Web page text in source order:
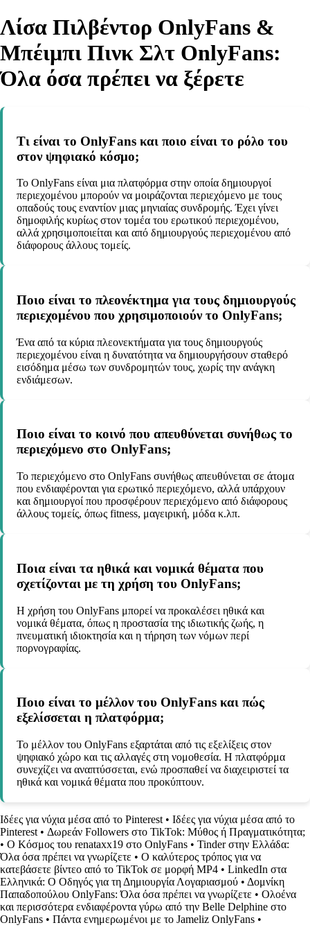
Λίσα Πιλβέντορ OnlyFans &
Μπέιμπι Πινκ Σλτ OnlyFans:
Όλα όσα πρέπει να ξέρετε
Τι είναι το OnlyFans και ποιο είναι το ρόλο του
στον ψηφιακό κόσμο;
Το OnlyFans είναι μια πλατφόρμα στην οποία δημιουργοί
περιεχομένου μπορούν να μοιράζονται περιεχόμενο με τους
οπαδούς τους εναντίον μιας μηνιαίας συνδρομής. Έχει γίνει
δημοφιλής κυρίως στον τομέα του ερωτικού περιεχομένου,
αλλά χρησιμοποιείται και από δημιουργούς περιεχομένου από
διάφορους άλλους τομείς.
Ποιο είναι το πλεονέκτημα για τους δημιουργούς
περιεχομένου που χρησιμοποιούν το OnlyFans;
Ένα από τα κύρια πλεονεκτήματα για τους δημιουργούς
περιεχομένου είναι η δυνατότητα να δημιουργήσουν σταθερό
εισόδημα μέσω των συνδρομητών τους, χωρίς την ανάγκη
ενδιάμεσων.
Ποιο είναι το κοινό που απευθύνεται συνήθως το
περιεχόμενο στο OnlyFans;
Το περιεχόμενο στο OnlyFans συνήθως απευθύνεται σε άτομα
που ενδιαφέρονται για ερωτικό περιεχόμενο, αλλά υπάρχουν
και δημιουργοί που προσφέρουν περιεχόμενο από διάφορους
άλλους τομείς, όπως fitness, μαγειρική, μόδα κ.λπ.
Ποια είναι τα ηθικά και νομικά θέματα που
σχετίζονται με τη χρήση του OnlyFans;
Η χρήση του OnlyFans μπορεί να προκαλέσει ηθικά και
νομικά θέματα, όπως η προστασία της ιδιωτικής ζωής, η
πνευματική ιδιοκτησία και η τήρηση των νόμων περί
πορνογραφίας.
Ποιο είναι το μέλλον του OnlyFans και πώς
εξελίσσεται η πλατφόρμα;
Το μέλλον του OnlyFans εξαρτάται από τις εξελίξεις στον
ψηφιακό χώρο και τις αλλαγές στη νομοθεσία. Η πλατφόρμα
συνεχίζει να αναπτύσσεται, ενώ προσπαθεί να διαχειριστεί τα
ηθικά και νομικά θέματα που προκύπτουν.
Ιδέες για νύχια μέσα από το Pinterest • Ιδέες για νύχια μέσα από το
Pinterest • Δωρεάν Followers στο TikTok: Μύθος ή Πραγματικότητα;
• Ο Κόσμος του renataxx19 στο OnlyFans • Tinder στην Ελλάδα:
Όλα όσα πρέπει να γνωρίζετε • Ο καλύτερος τρόπος για να
κατεβάσετε βίντεο από το TikTok σε μορφή MP4 • LinkedIn στα
Ελληνικά: Ο Οδηγός για τη Δημιουργία Λογαριασμού • Δομνίκη
Παπαδοπούλου OnlyFans: Όλα όσα πρέπει να γνωρίζετε • Ολοένα
και περισσότερα ενδιαφέροντα γύρω από την Belle Delphine στο
OnlyFans • Πάντα ενημερωμένοι με τo Jameliz OnlyFans •